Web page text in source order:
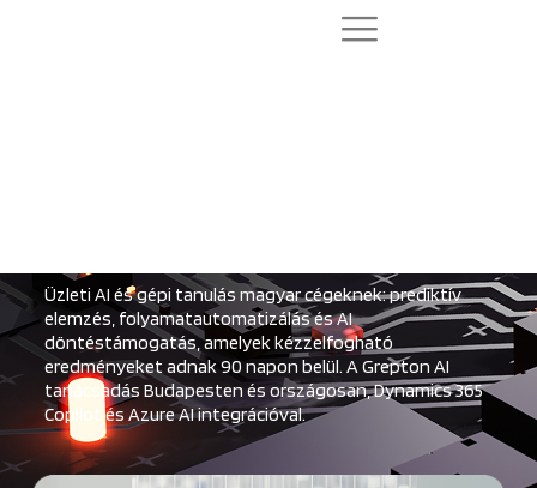
Üzleti AI és gépi tanulás magyar cégeknek: prediktív
elemzés, folyamatautomatizálás és AI
döntéstámogatás, amelyek kézzelfogható
eredményeket adnak 90 napon belül. A Grepton AI
tanácsadás Budapesten és országosan, Dynamics 365
Copilot és Azure AI integrációval.